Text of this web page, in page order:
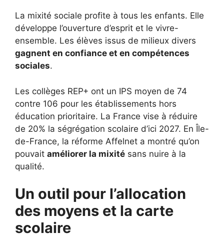
La mixité sociale profite à tous les enfants. Elle
développe l’ouverture d’esprit et le vivre-
ensemble. Les élèves issus de milieux divers
gagnent en confiance et en compétences
sociales.
Les collèges REP+ ont un IPS moyen de 74
contre 106 pour les établissements hors
éducation prioritaire. La France vise à réduire
de 20% la ségrégation scolaire d’ici 2027. En Île-
de-France, la réforme Affelnet a montré qu’on
pouvait améliorer la mixité sans nuire à la
qualité.
Un outil pour l’allocation
des moyens et la carte
scolaire